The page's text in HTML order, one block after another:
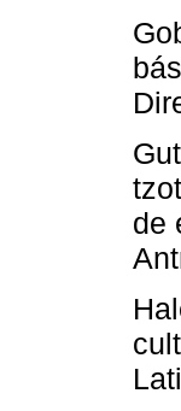
de